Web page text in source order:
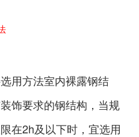
用方法室内裸露钢结
饰要求的钢结构，当规
在2h及以下时，宜选用